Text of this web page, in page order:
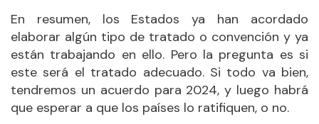
En resumen, los Estados ya han acordado
elaborar algún tipo de tratado o convención y ya
están trabajando en ello. Pero la pregunta es si
este será el tratado adecuado. Si todo va bien,
tendremos un acuerdo para 2024, y luego habrá
que esperar a que los países lo ratifiquen, o no.